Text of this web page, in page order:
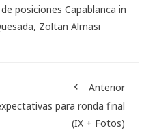
posiciones Capablanca in
, Zoltan Almasi
Anterior
para ronda final
(IX + Fotos)